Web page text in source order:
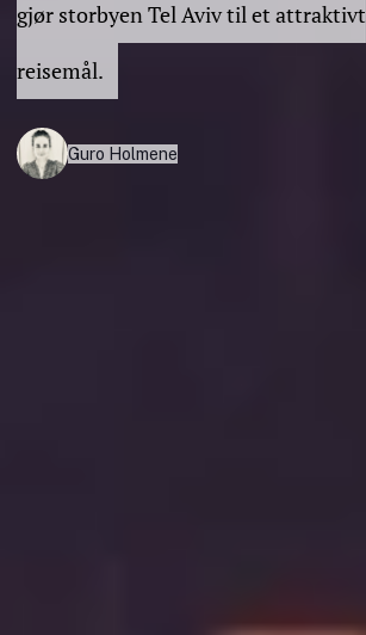
gjør storbyen Tel Aviv til et attraktivt
reisemål.
Guro Holmene